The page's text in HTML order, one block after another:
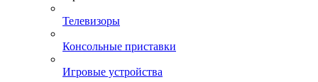
Телевизоры
Консольные приставки
Игровые устройства